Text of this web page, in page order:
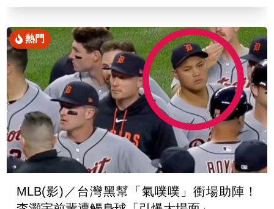
熱門
MLB(影)／台灣黑幫「氣噗噗」衝場助陣！